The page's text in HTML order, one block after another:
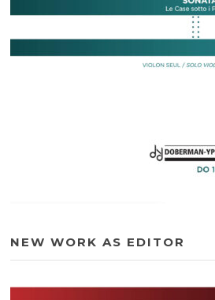
NEW WORK AS EDITOR